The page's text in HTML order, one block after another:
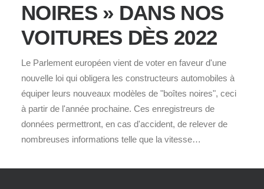
NOIRES » DANS NOS
VOITURES DÈS 2022
Le Parlement européen vient de voter en faveur d'une
nouvelle loi qui obligera les constructeurs automobiles à
équiper leurs nouveaux modèles de "boîtes noires", ceci
à partir de l'année prochaine. Ces enregistreurs de
données permettront, en cas d'accident, de relever de
nombreuses informations telle que la vitesse…